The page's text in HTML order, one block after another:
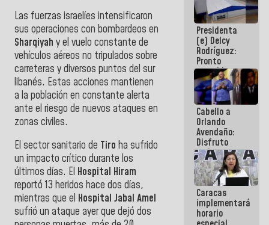
Las fuerzas israelíes intensificaron
sus operaciones con bombardeos en
Sharqiyah y el vuelo constante de
vehículos aéreos no tripulados sobre
carreteras y diversos puntos del sur
libanés. Estas acciones mantienen
a la población en constante alerta
ante el riesgo de nuevos ataques en
zonas civiles.
El sector sanitario de Tiro ha sufrido
un impacto crítico durante los
últimos días. El Hospital Hiram
reportó 13 heridos hace dos días,
mientras que el Hospital Jabal Amel
sufrió un ataque ayer que dejó dos
Presidenta
(e) Delcy
Rodríguez:
Pronto
restableceremos
las
operaciones
en el
Aeropuerto
Internacional
de
Maiquetía
Cabello a
Orlando
Avendaño:
Disfruto
cada vez
que escribes
porque lo
que haces
es
embarrarla
Caracas
implementará
horario